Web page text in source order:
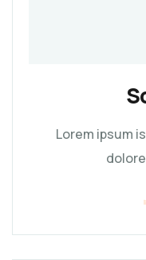
Lorem ipsum